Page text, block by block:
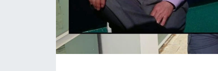
Merkez Haberleri